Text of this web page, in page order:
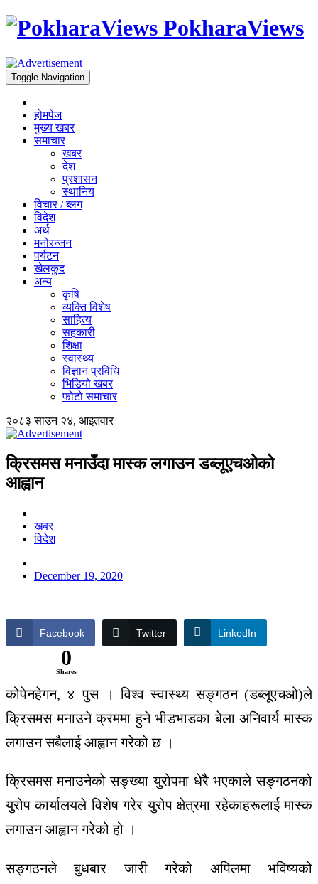
PokharaViews
Toggle Navigation
होमपेज
मुख्य खबर
समाचार
खबर
देश
प्रशासन
स्थानिय
विचार / ब्लग
विदेश
अर्थ
मनोरन्जन
पर्यटन
खेलकुद
अन्य
कृषि
व्यक्ति विशेष
साहित्य
सहकारी
शिक्षा
स्वास्थ्य
विज्ञान प्रविधि
भिडियो खबर
फोटो समाचार
२०८३ साउन २४, आइतवार
क्रिसमस मनाउँदा मास्क लगाउन डब्लूएचओको
आह्वान
खबर
विदेश
December 19, 2020
Facebook Twitter LinkedIn
0
Shares
कोपेनहेगन, ४ पुस । विश्व स्वास्थ्य सङ्गठन (डब्लूएचओ)ले
क्रिसमस मनाउने क्रममा हुने भीडभाडका बेला अनिवार्य मास्क
लगाउन सबैलाई आह्वान गरेको छ ।
क्रिसमस मनाउनेको सङ्ख्या युरोपमा धेरै भएकाले सङ्गठनको
युरोप कार्यालयले विशेष गरेर युरोप क्षेत्रमा रहेकाहरूलाई मास्क
लगाउन आह्वान गरेको हो ।
सङ्गठनले बुधबार जारी गरेको अपिलमा भविष्यको